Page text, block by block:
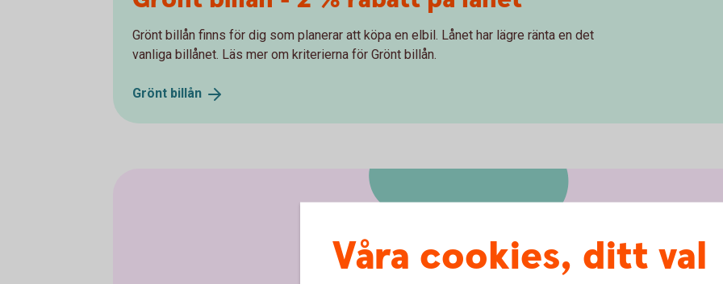
Grönt billån finns för dig som planerar att köpa en elbil. Lånet har lägre ränta en det
vanliga billånet. Läs mer om kriterierna för Grönt billån.
Grönt billån
Våra cookies, ditt val